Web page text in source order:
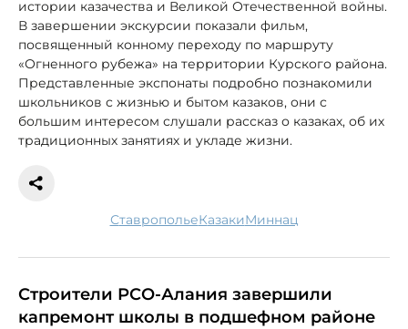
истории казачества и Великой Отечественной войны.
В завершении экскурсии показали фильм,
посвященный конному переходу по маршруту
«Огненного рубежа» на территории Курского района.
Представленные экспонаты подробно познакомили
школьников с жизнью и бытом казаков, они с
большим интересом слушали рассказ о казаках, об их
традиционных занятиях и укладе жизни.
Ставрополье казаки миннац
Строители РСО-Алания завершили
капремонт школы в подшефном районе